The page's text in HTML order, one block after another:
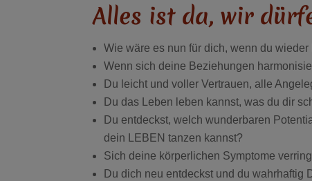
Alles ist da, wir
Wie wäre es nun für dich, wenn du
Wenn sich deine Beziehungen
Du leicht und voller Vertrauen, alle
Du das Leben leben kannst, was du dir
Du entdeckst, welch wunderbaren
dein LEBEN tanzen kannst?
Sich deine körperlichen Symptome
Du dich neu entdeckst und du